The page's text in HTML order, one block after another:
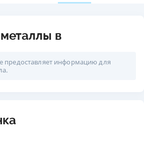
в
предоставляет информацию для